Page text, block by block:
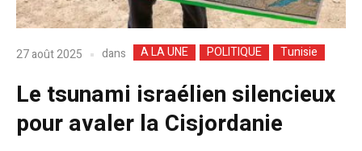
27 août 2025 dans A LA UNE POLITIQUE Tunisie
Le tsunami israélien silencieux
pour avaler la Cisjordanie